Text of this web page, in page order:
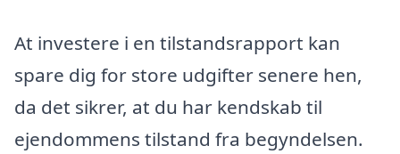
At investere i en tilstandsrapport kan
spare dig for store udgifter senere hen,
da det sikrer, at du har kendskab til
ejendommens tilstand fra begyndelsen.